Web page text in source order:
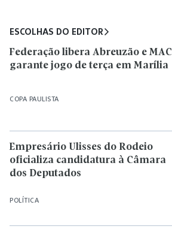
ESCOLHAS DO EDITOR
COPA PAULISTA
Federação libera Abreuzão e MAC
garante jogo de terça em Marília
POLÍTICA
Empresário Ulisses do Rodeio
oficializa candidatura à Câmara
dos Deputados